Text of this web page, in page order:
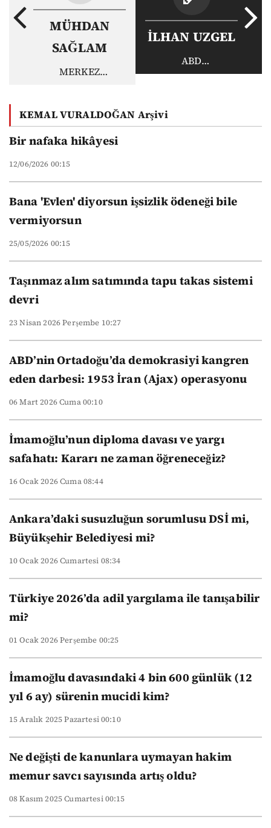
MÜHDAN
SAĞLAM
MERKEZ
DOLARA ÇARE
OLUR MU?
İLHAN UZGEL
ABD
ORTADOĞU’DAN
KEMAL VURALDOĞAN Arşivi
Bir nafaka hikâyesi
12/06/2026 00:15
Bana 'Evlen' diyorsun işsizlik ödeneği bile
vermiyorsun
25/05/2026 00:15
Taşınmaz alım satımında tapu takas sistemi
devri
23 Nisan 2026 Perşembe 10:27
ABD’nin Ortadoğu’da demokrasiyi kangren
eden darbesi: 1953 İran (Ajax) operasyonu
06 Mart 2026 Cuma 00:10
İmamoğlu’nun diploma davası ve yargı
safahatı: Kararı ne zaman öğreneceğiz?
16 Ocak 2026 Cuma 08:44
Ankara’daki susuzluğun sorumlusu DSİ mi,
Büyükşehir Belediyesi mi?
10 Ocak 2026 Cumartesi 08:34
Türkiye 2026’da adil yargılama ile tanışabilir
mi?
01 Ocak 2026 Perşembe 00:25
İmamoğlu davasındaki 4 bin 600 günlük (12
yıl 6 ay) sürenin mucidi kim?
15 Aralık 2025 Pazartesi 00:10
Ne değişti de kanunlara uymayan hakim
memur savcı sayısında artış oldu?
08 Kasım 2025 Cumartesi 00:15